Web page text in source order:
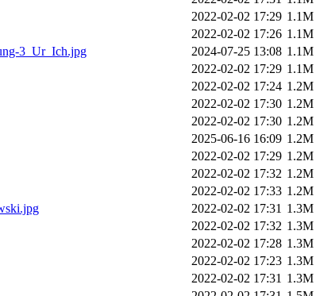
2022-02-02 17:29 1.1M
2022-02-02 17:26 1.1M
3_Ur_Ich.jpg
2024-07-25 13:08 1.1M
2022-02-02 17:29 1.1M
2022-02-02 17:24 1.2M
2022-02-02 17:30 1.2M
2022-02-02 17:30 1.2M
2025-06-16 16:09 1.2M
2022-02-02 17:29 1.2M
2022-02-02 17:32 1.2M
2022-02-02 17:33 1.2M
2022-02-02 17:31 1.3M
2022-02-02 17:32 1.3M
2022-02-02 17:28 1.3M
2022-02-02 17:23 1.3M
2022-02-02 17:31 1.3M